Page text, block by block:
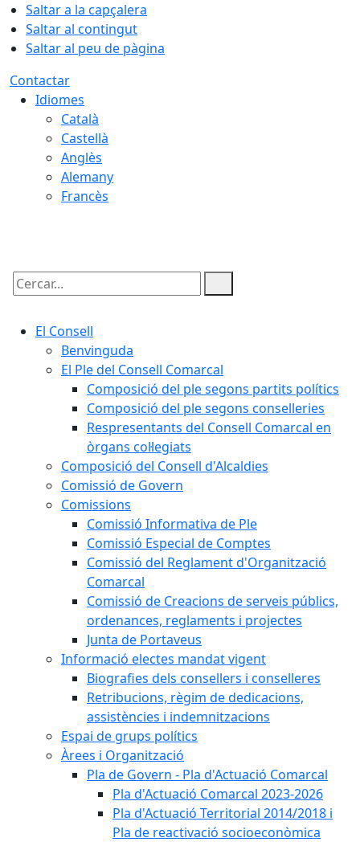
Saltar a la capçalera
Saltar al contingut
Saltar al peu de pàgina
Contactar
Idiomes
Català
Castellà
Anglès
Alemany
Francès
Cercar:
El Consell
Benvinguda
El Ple del Consell Comarcal
Composició del ple segons partits polítics
Composició del ple segons conselleries
Respresentants del Consell Comarcal en
òrgans col·legiats
Composició del Consell d'Alcaldies
Comissió de Govern
Comissions
Comissió Informativa de Ple
Comissió Especial de Comptes
Comissió del Reglament d'Organització
Comarcal
Comissió de Creacions de serveis públics,
ordenances, reglaments i projectes
Junta de Portaveus
Informació electes mandat vigent
Biografies dels consellers i conselleres
Retribucions, règim de dedicacions,
assistències i indemnitzacions
Espai de grups polítics
Àrees i Organització
Pla de Govern - Pla d'Actuació Comarcal
Pla d'Actuació Comarcal 2023-2026
Pla d'Actuació Territorial 2014/2018 i
Pla de reactivació socioeconòmica